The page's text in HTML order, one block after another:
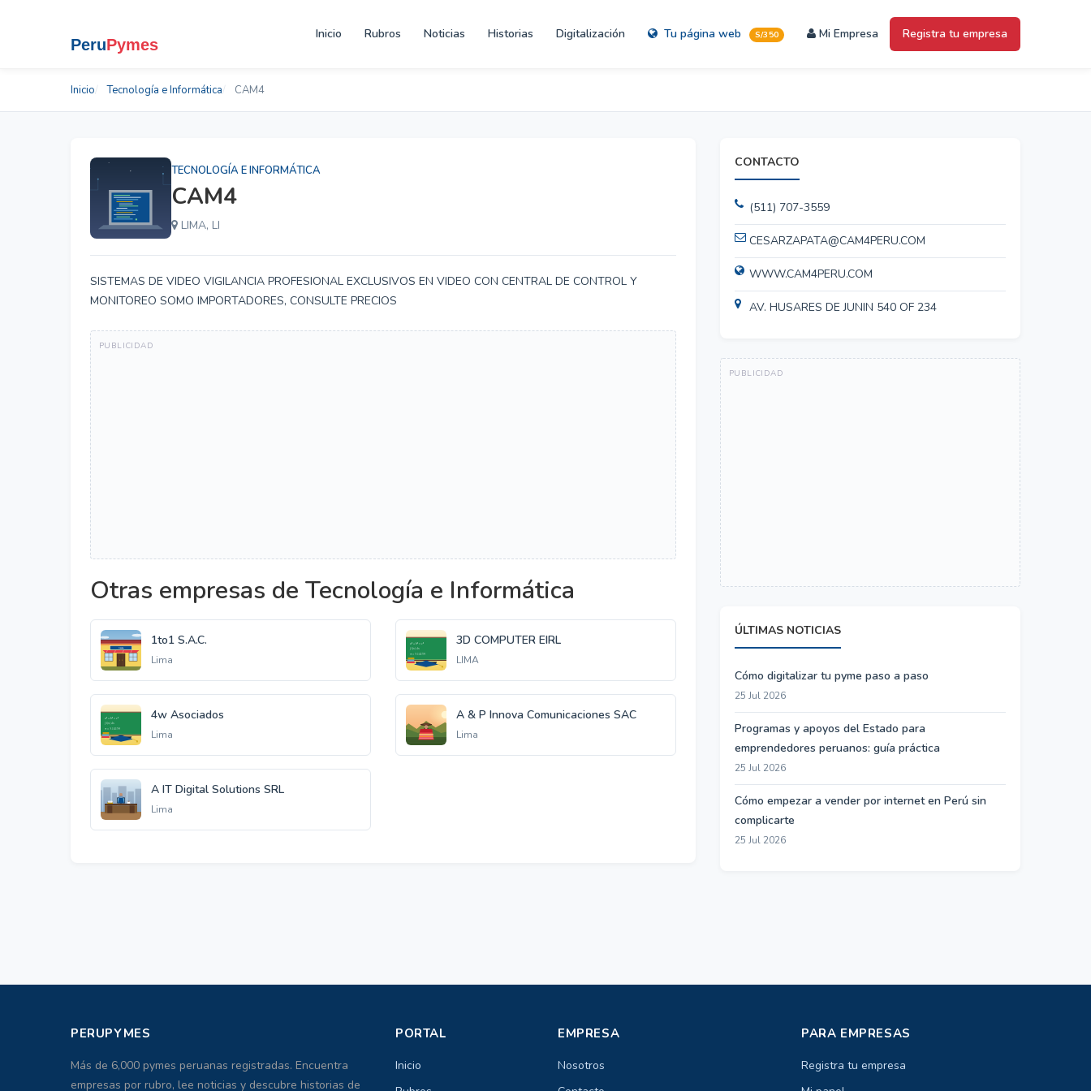
Inicio Rubros Noticias Historias Digitalización Tu página web S/350 Mi Empresa Registra tu empresa
Inicio Tecnología e Informática CAM4
TECNOLOGÍA E INFORMÁTICA
CAM4
LIMA, LI
SISTEMAS DE VIDEO VIGILANCIA PROFESIONAL EXCLUSIVOS EN VIDEO CON CENTRAL DE CONTROL Y
MONITOREO SOMO IMPORTADORES, CONSULTE PRECIOS
Otras empresas de Tecnología e Informática
1to1 S.A.C.
Lima
3D COMPUTER EIRL
LIMA
4w Asociados
Lima
A & P Innova Comunicaciones SAC
Lima
A IT Digital Solutions SRL
Lima
CONTACTO
(511) 707-3559
CESARZAPATA@CAM4PERU.COM
WWW.CAM4PERU.COM
AV. HUSARES DE JUNIN 540 OF 234
ÚLTIMAS NOTICIAS
Cómo digitalizar tu pyme paso a paso
25 Jul 2026
Programas y apoyos del Estado para
emprendedores peruanos: guía práctica
25 Jul 2026
Cómo empezar a vender por internet en Perú sin
complicarte
25 Jul 2026
PERUPYMES
Más de 6,000 pymes peruanas registradas. Encuentra
empresas por rubro, lee noticias y descubre historias de
PORTAL
Inicio
EMPRESA
Nosotros
PARA EMPRESAS
Registra tu empresa